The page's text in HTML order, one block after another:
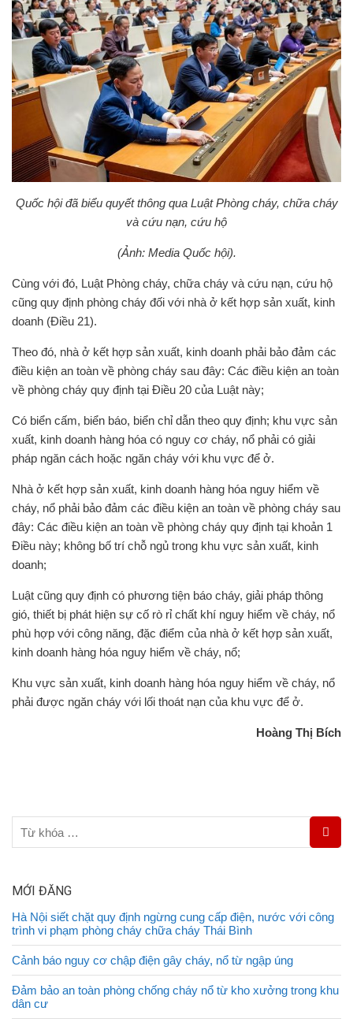
Quốc hội đã biểu quyết thông qua Luật Phòng cháy, chữa cháy
và cứu nạn, cứu hộ
(Ảnh: Media Quốc hội).
Cùng với đó, Luật Phòng cháy, chữa cháy và cứu nạn, cứu hộ
cũng quy định phòng cháy đối với nhà ở kết hợp sản xuất, kinh
doanh (Điều 21).
Theo đó, nhà ở kết hợp sản xuất, kinh doanh phải bảo đảm các
điều kiện an toàn về phòng cháy sau đây: Các điều kiện an toàn
về phòng cháy quy định tại Điều 20 của Luật này;
Có biển cấm, biển báo, biển chỉ dẫn theo quy định; khu vực sản
xuất, kinh doanh hàng hóa có nguy cơ cháy, nổ phải có giải
pháp ngăn cách hoặc ngăn cháy với khu vực để ở.
Nhà ở kết hợp sản xuất, kinh doanh hàng hóa nguy hiểm về
cháy, nổ phải bảo đảm các điều kiện an toàn về phòng cháy sau
đây: Các điều kiện an toàn về phòng cháy quy định tại khoản 1
Điều này; không bố trí chỗ ngủ trong khu vực sản xuất, kinh
doanh;
Luật cũng quy định có phương tiện báo cháy, giải pháp thông
gió, thiết bị phát hiện sự cố rò rỉ chất khí nguy hiểm về cháy, nổ
phù hợp với công năng, đặc điểm của nhà ở kết hợp sản xuất,
kinh doanh hàng hóa nguy hiểm về cháy, nổ;
Khu vực sản xuất, kinh doanh hàng hóa nguy hiểm về cháy, nổ
phải được ngăn cháy với lối thoát nạn của khu vực để ở.
Hoàng Thị Bích
MỚI ĐĂNG
Hà Nội siết chặt quy định ngừng cung cấp điện, nước với công
trình vi phạm phòng cháy chữa cháy Thái Bình
Cảnh báo nguy cơ chập điện gây cháy, nổ từ ngập úng
Đảm bảo an toàn phòng chống cháy nổ từ kho xưởng trong khu
dân cư